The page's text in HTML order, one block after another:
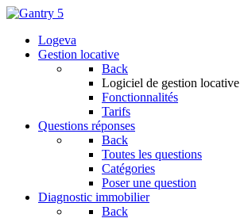
Logeva
Gestion locative
Back
Logiciel de gestion locative
Fonctionnalités
Tarifs
Questions réponses
Back
Toutes les questions
Catégories
Poser une question
Diagnostic immobilier
Back